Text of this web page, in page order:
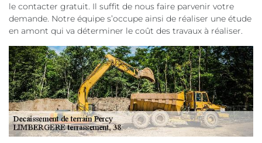
le contacter gratuit. Il suffit de nous faire parvenir votre
demande. Notre équipe s’occupe ainsi de réaliser une étude
en amont qui va déterminer le coût des travaux à réaliser.